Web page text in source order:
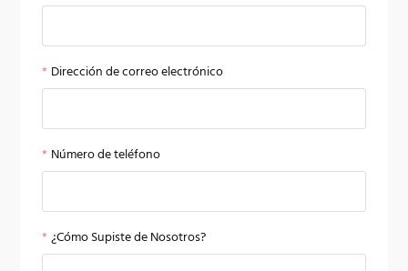
Dirección de correo electrónico
Número de teléfono
¿Cómo Supiste de Nosotros?